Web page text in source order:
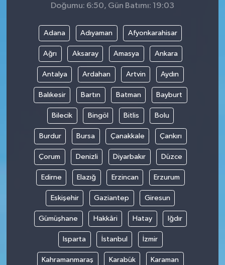
Doğumu: 6:50, Gün Batımı: 19:03
Adana Adıyaman Afyonkarahisar
Ağrı Aksaray Amasya Ankara
Antalya Ardahan Artvin Aydın
Balıkesir Bartın Batman Bayburt
Bilecik Bingöl Bitlis Bolu
Burdur Bursa Çanakkale Çankırı
Çorum Denizli Diyarbakır Düzce
Edirne Elazığ Erzincan Erzurum
Eskişehir Gaziantep Giresun
Gümüşhane Hakkâri Hatay Iğdır
Isparta İstanbul İzmir
Kahramanmaraş Karabük Karaman